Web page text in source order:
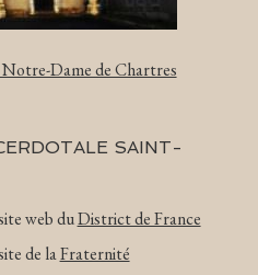
Dame de Chartres
SAINT-
web duDistrict de France
de laFraternité